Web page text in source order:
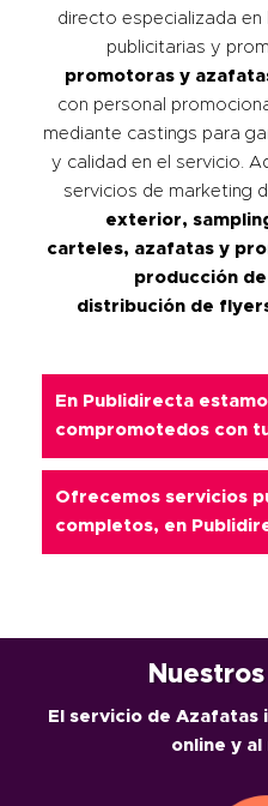
directo especializada en
publicitarias y
promotoras y
con personal
mediante castings para
y calidad en el servicio.
servicios de marketing
exterior,
carteles, azafatas y
producción
distribución de
En Publidirecta
compromotedos con
Ofrecemos servicios
completos, en
El servicio de
online y